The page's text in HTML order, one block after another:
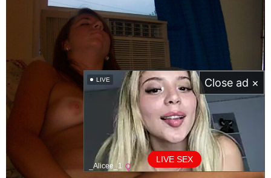
LIVE SEX
LIVE
_Alicee_1
Close ad ×